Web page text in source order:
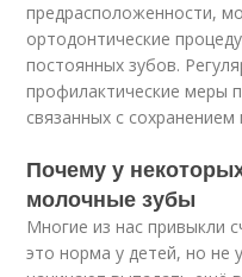
предрасположенности,
ортодонтические
постоянных зубов.
профилактические меры
связанных с
Почему у
молочные зубы
Многие из нас привыкли
это норма у детей, но не